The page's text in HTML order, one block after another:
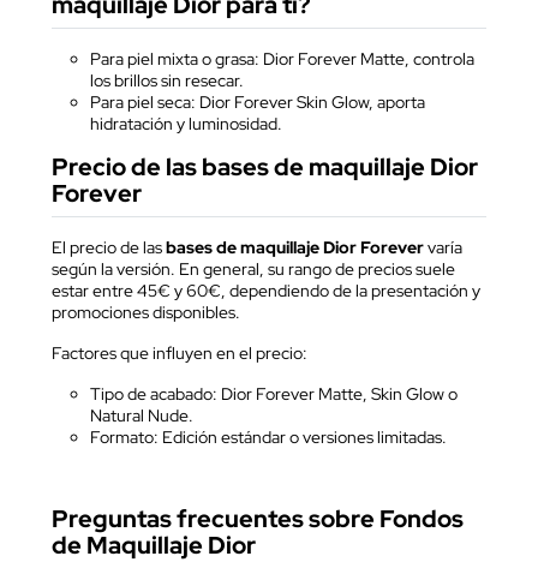
Para piel mixta o grasa: Dior Forever Matte, controla
los brillos sin resecar.
Para piel seca: Dior Forever Skin Glow, aporta
hidratación y luminosidad.
Precio de las bases de maquillaje Dior
Forever
El precio de lasbases de maquillaje Dior Forevervaría
según la versión. En general, su rango de precios suele
estar entre 45€ y 60€, dependiendo de la presentación y
promociones disponibles.
Factores que influyen en el precio:
Tipo de acabado: Dior Forever Matte, Skin Glow o
Natural Nude.
Formato: Edición estándar o versiones limitadas.
Preguntas frecuentes sobre Fondos
de Maquillaje Dior